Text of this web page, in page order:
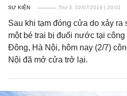
SỰ KIỆN Thứ 3, 02/07/2019 | 20:01
Sau khi tạm đóng cửa do xảy ra
một bé trai bị đuối nước tại
Đông, Hà Nội, hôm nay (2/7)
Nội đã mở cửa trở lại.